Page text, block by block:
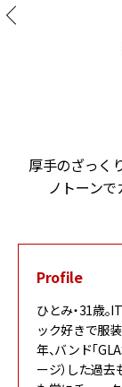
厚手のざっく
ノトーンで
Profile
ひとみ・31歳
ック好きで服
年、バンド「
ージ）した過去